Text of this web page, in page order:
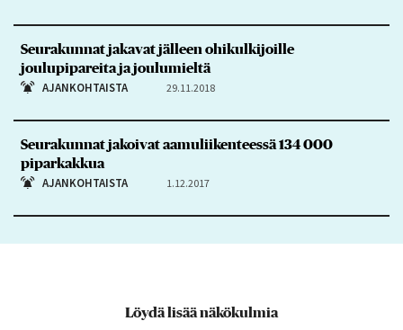
Seurakunnat jakavat jälleen ohikulkijoille
joulupipareita ja joulumieltä
AJANKOHTAISTA 29.11.2018
Seurakunnat jakoivat aamuliikenteessä 134 000
piparkakkua
AJANKOHTAISTA 1.12.2017
Löydä lisää näkökulmia